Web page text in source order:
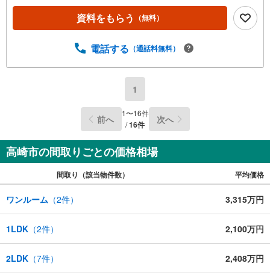
資料をもらう （無料）
電話する （通話料無料）
1
前へ 1〜16件
/16件 次へ
高崎市の間取りごとの価格相場
間取り（該当物件数） 平均価格
ワンルーム （2件） 3,315万円
1LDK （2件） 2,100万円
2LDK （7件） 2,408万円